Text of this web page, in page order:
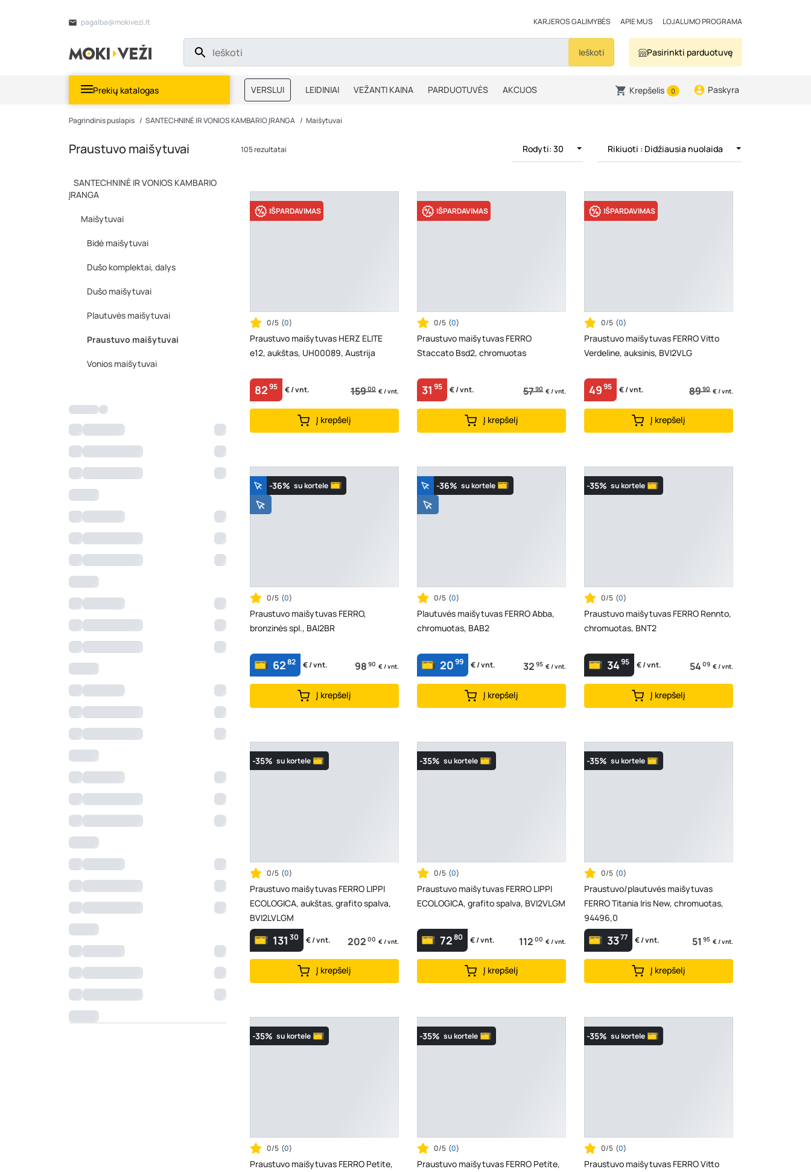
pagalba@mokivezi.lt KARJEROS GALIMYBĖS APIE MUS LOJALUMO PROGRAMA
Ieškoti Pasirinkti parduotuvę
Prekių katalogas VERSLUI LEIDINIAI VEŽANTI KAINA PARDUOTUVĖS AKCIJOS
MOKIBLOGAS IŠPARDAVIMAS
Krepšelis 0 Paskyra
Pagrindinis puslapis SANTECHNINĖ IR VONIOS KAMBARIO ĮRANGA Maišytuvai
Praustuvo maišytuvai
SANTECHNINĖ IR VONIOS KAMBARIO
ĮRANGA
Maišytuvai
Bidė maišytuvai
Dušo komplektai, dalys
Dušo maišytuvai
Plautuvės maišytuvai
Praustuvo maišytuvai
Vonios maišytuvai
105 rezultatai Rodyti: 30 Rikiuoti : Didžiausia nuolaida
IŠPARDAVIMAS
0/5 (0)
Praustuvo maišytuvas HERZ ELITE
e12, aukštas, UH00089, Austrija
8295 € / vnt. 15900 € / vnt.
Į krepšelį
IŠPARDAVIMAS
0/5 (0)
Praustuvo maišytuvas FERRO
Staccato Bsd2, chromuotas
31 95 € / vnt. 5790 € / vnt.
Į krepšelį
IŠPARDAVIMAS
0/5 (0)
Praustuvo maišytuvas FERRO Vitto
Verdeline, auksinis, BVI2VLG
4995 € / vnt. 8990 € / vnt.
Į krepšelį
-36% su kortele
0/5 (0)
Praustuvo maišytuvas FERRO,
bronzinės spl., BAI2BR
6282 € / vnt. 98 90 € / vnt.
Į krepšelį
-36% su kortele
0/5 (0)
Plautuvės maišytuvas FERRO Abba,
chromuotas, BAB2
2099 € / vnt. 32 95 € / vnt.
Į krepšelį
-35% su kortele
0/5 (0)
Praustuvo maišytuvas FERRO Rennto,
chromuotas, BNT2
3495 € / vnt. 54 09 € / vnt.
Į krepšelį
-35% su kortele
0/5 (0)
Praustuvo maišytuvas FERRO LIPPI
ECOLOGICA, aukštas, grafito spalva,
BVI2LVLGM
131 30 € / vnt. 202 00 € / vnt.
Į krepšelį
-35% su kortele
0/5 (0)
Praustuvo maišytuvas FERRO LIPPI
ECOLOGICA, grafito spalva, BVI2VLGM
7280 € / vnt. 112 00 € / vnt.
Į krepšelį
-35% su kortele
0/5 (0)
Praustuvo/plautuvės maišytuvas
FERRO Titania Iris New, chromuotas,
94496,0
3377 € / vnt. 51 95 € / vnt.
Į krepšelį
-35% su kortele
0/5 (0)
Praustuvo maišytuvas FERRO Petite,
-35% su kortele
0/5 (0)
Praustuvo maišytuvas FERRO Petite,
-35% su kortele
0/5 (0)
Praustuvo maišytuvas FERRO Vitto